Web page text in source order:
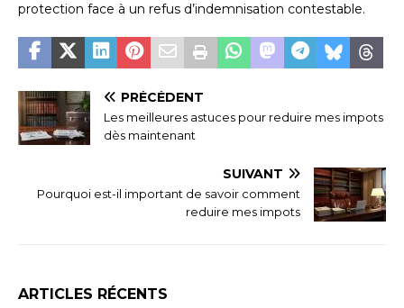
protection face à un refus d’indemnisation contestable.
PRÉCÉDENT
Les meilleures astuces pour reduire mes impots
dès maintenant
SUIVANT
Pourquoi est-il important de savoir comment
reduire mes impots
ARTICLES RÉCENTS